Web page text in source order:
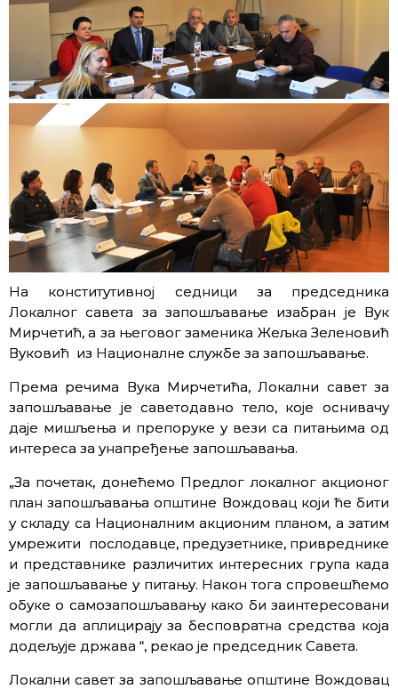
На конститутивној седници за председника
Локалног савета за запошљавање изабран је Вук
Мирчетић, а за његовог заменика Жељка Зеленовић
Вуковић из Националне службе за запошљавање.
Према речима Вука Мирчетића, Локални савет за
запошљавање је саветодавно тело, које оснивачу
даје мишљења и препоруке у вези са питањима од
интереса за унапређење запошљавања.
„За почетак, донећемо Предлог локалног акционог
план запошљавања општине Вождовац који ће бити
у складу са Националним акционим планом, а затим
умрежити послодавце, предузетнике, привреднике
и представнике различитих интересних група када
је запошљавање у питању. Након тога спровешћемо
обуке о самозапошљавању како би заинтересовани
могли да аплицирају за бесповратна средства која
додељује држава “, рекао је председник Савета.
Локални савет за запошљавање општине Вождовац